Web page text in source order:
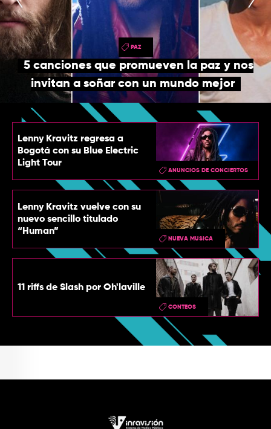
TOP
QUIÉNES SOMOS
CONTACTO
PAZ
5 canciones que promueven la paz y nos
invitan a soñar con un mundo mejor
Lenny Kravitz regresa a
Bogotá con su Blue Electric
Light Tour
ANUNCIOS DE CONCIERTOS
Lenny Kravitz vuelve con su
nuevo sencillo titulado
“Human”
NUEVA MUSICA
11 riffs de Slash por Oh'laville
CONTEOS